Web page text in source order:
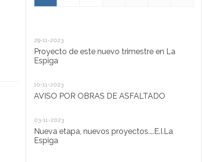
29-11-2023
Proyecto de este nuevo trimestre en La
Espiga
10-11-2023
AVISO POR OBRAS DE ASFALTADO
03-11-2023
Nueva etapa, nuevos proyectos....E.I.La
Espiga